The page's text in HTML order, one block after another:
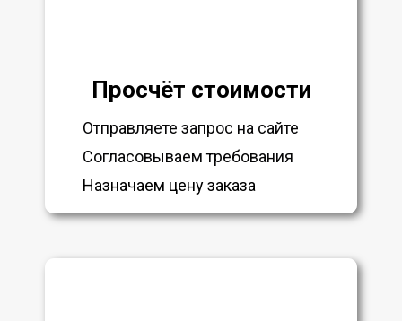
Просчёт стоимости
Отправляете запрос на сайте
Согласовываем требования
Назначаем цену заказа